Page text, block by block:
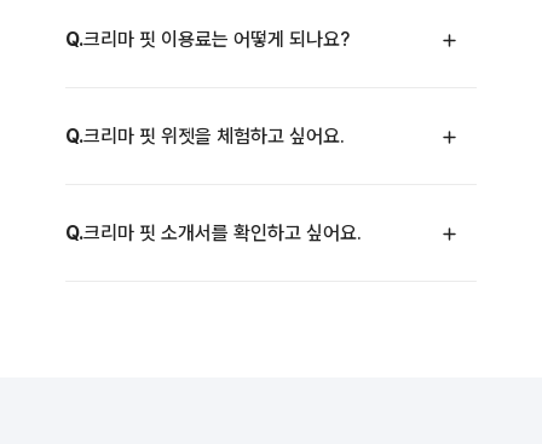
Q.크리마 핏 이용료는 어떻게 되나요?
Q.크리마 핏 위젯을 체험하고 싶어요.
Q.크리마 핏 소개서를 확인하고 싶어요.